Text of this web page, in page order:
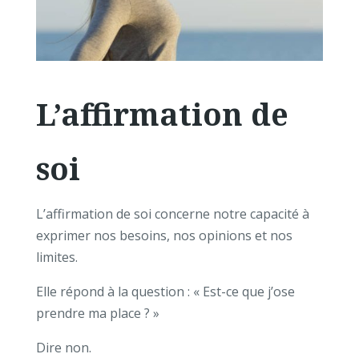
L’affirmation de
soi
L’affirmation de soi concerne notre capacité à
exprimer nos besoins, nos opinions et nos
limites.
Elle répond à la question : « Est-ce que j’ose
prendre ma place ? »
Dire non.